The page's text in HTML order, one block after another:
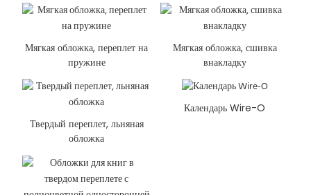
Мягкая обложка, переплет на
пружине
Мягкая обложка, сшивка
внакладку
Твердый переплет, льняная
обложка
Календарь Wire-O